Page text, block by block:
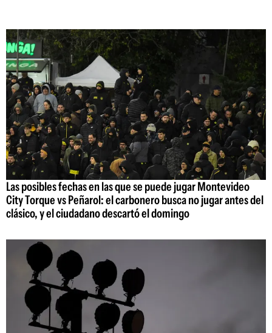
Las posibles fechas en las que se puede jugar Montevideo
City Torque vs Peñarol: el carbonero busca no jugar antes del
clásico, y el ciudadano descartó el domingo